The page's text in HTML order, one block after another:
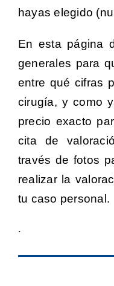
hayas elegido
En esta página
generales para
entre qué cifras
cirugía, y como
precio exacto
cita de
través de fotos
realizar la
tu caso personal.
.